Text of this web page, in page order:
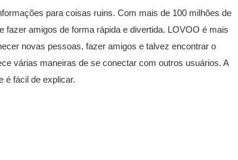
para coisas ruins. Com mais de 100 milhões de
amigos de forma rápida e divertida. LOVOO é mais
novas pessoas, fazer amigos e talvez encontrar o
várias maneiras de se conectar com outros usuários. A
é fácil de explicar.